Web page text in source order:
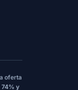
oferta
74% y